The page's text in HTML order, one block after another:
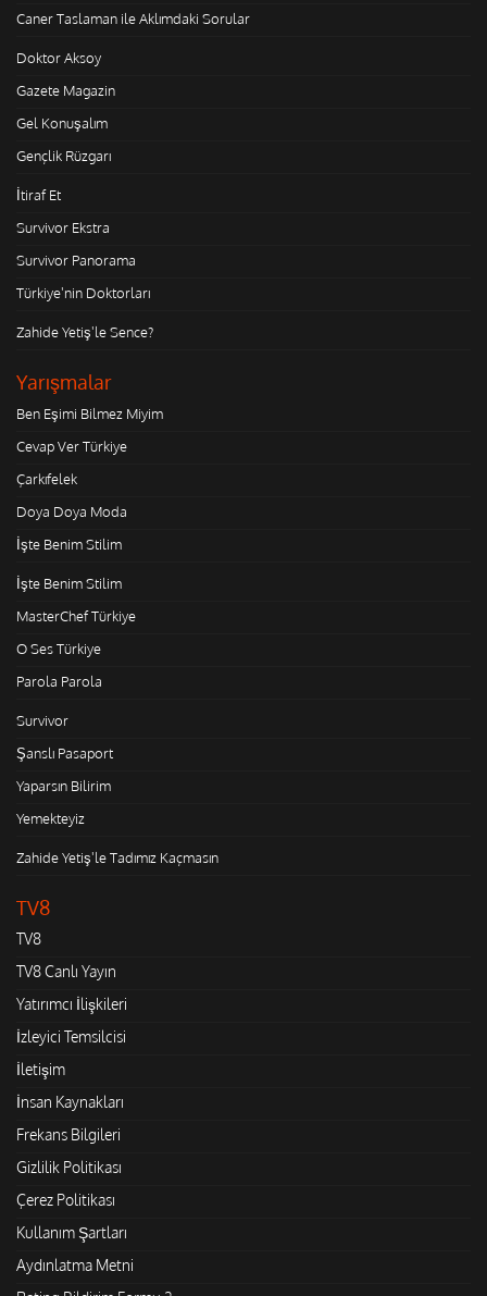
Caner Taslaman ile Aklımdaki Sorular
Doktor Aksoy
Gazete Magazin
Gel Konuşalım
Gençlik Rüzgarı
İtiraf Et
Survivor Ekstra
Survivor Panorama
Türkiye'nin Doktorları
Zahide Yetiş'le Sence?
Yarışmalar
Ben Eşimi Bilmez Miyim
Cevap Ver Türkiye
Çarkıfelek
Doya Doya Moda
İşte Benim Stilim
İşte Benim Stilim
MasterChef Türkiye
O Ses Türkiye
Parola Parola
Survivor
Şanslı Pasaport
Yaparsın Bilirim
Yemekteyiz
Zahide Yetiş'le Tadımız Kaçmasın
TV8
TV8
TV8 Canlı Yayın
Yatırımcı İlişkileri
İzleyici Temsilcisi
İletişim
İnsan Kaynakları
Frekans Bilgileri
Gizlilik Politikası
Çerez Politikası
Kullanım Şartları
Aydınlatma Metni